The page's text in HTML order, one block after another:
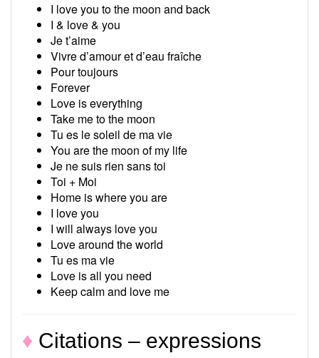
I love you to the moon and back
I & love & you
Je t’aime
Vivre d’amour et d’eau fraîche
Pour toujours
Forever
Love is everything
Take me to the moon
Tu es le soleil de ma vie
You are the moon of my life
Je ne suis rien sans toi
Toi + Moi
Home is where you are
I love you
I will always love you
Love around the world
Tu es ma vie
Love is all you need
Keep calm and love me
♦ Citations – expressions